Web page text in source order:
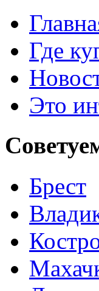
Где
Это
Брест